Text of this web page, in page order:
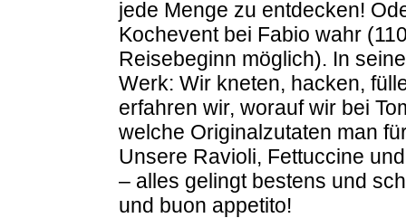
jede Menge zu entdecken!
Kochevent bei Fabio wahr
Reisebeginn möglich). In
Werk: Wir kneten, hacken,
erfahren wir, worauf wir bei
welche Originalzutaten man
Unsere Ravioli, Fettuccine
– alles gelingt bestens und
und buon appetito!